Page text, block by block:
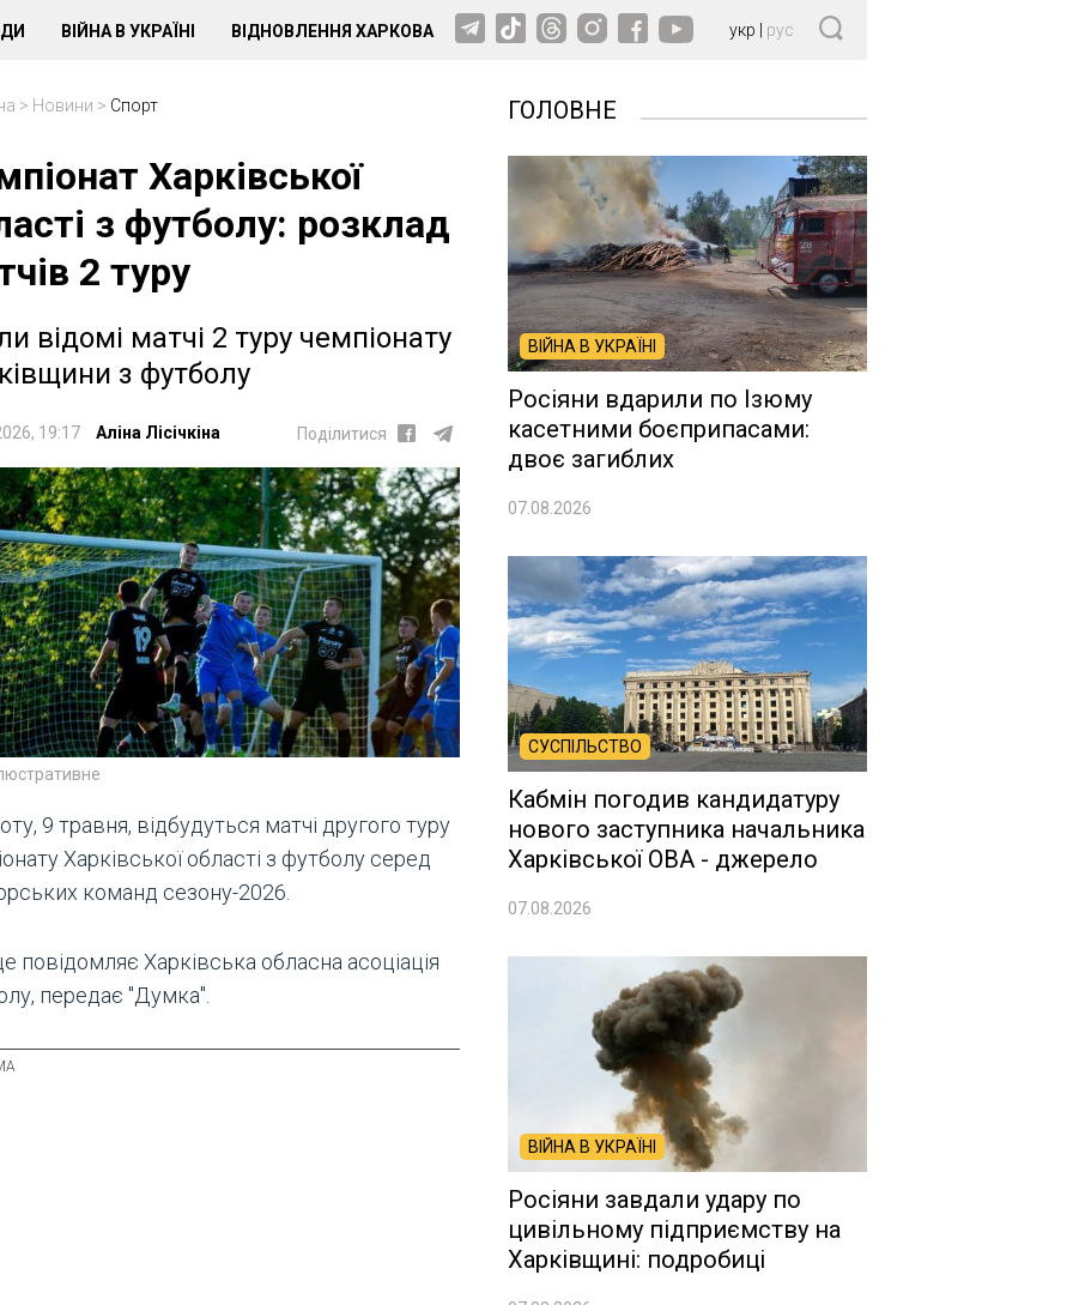
ВІЙНА В УКРАЇНІ ВІДНОВЛЕННЯ ХАРКОВА укр рус
> Новини > Спорт
Харківської
з футболу: розклад
2 туру
відомі матчі 2 туру чемпіонату
з футболу
19:17 Аліна Лісічкіна Поділитися
9 травня, відбудуться матчі другого туру
Харківської області з футболу серед
команд сезону-2026.
повідомляє Харківська обласна асоціація
передає "Думка".
ГОЛОВНЕ
ВІЙНА В УКРАЇНІ
Росіяни вдарили по Ізюму
касетними боєприпасами:
двоє загиблих
07.08.2026
СУСПІЛЬСТВО
Кабмін погодив кандидатуру
нового заступника начальника
Харківської ОВА - джерело
07.08.2026
ВІЙНА В УКРАЇНІ
Росіяни завдали удару по
цивільному підприємству на
Харківщині: подробиці